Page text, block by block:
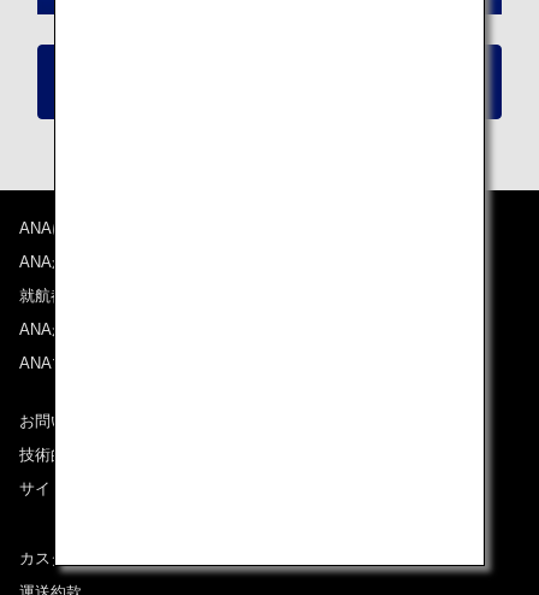
ANAについて
ANAからのお知らせ
就航都市
ANAがお約束する体験
ANAマイレージクラブ
お問い合わせ
技術的なお問い合わせ（推奨環境）
サイトマップ
カスタマーサービスプラン / コンテンジェンシープラン